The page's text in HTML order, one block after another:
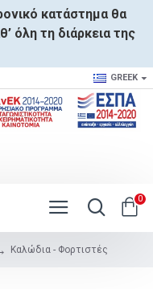
κατάστημα θα
όλη τη διάρκεια της
GREEK
0
Καλώδια - Φορτιστές